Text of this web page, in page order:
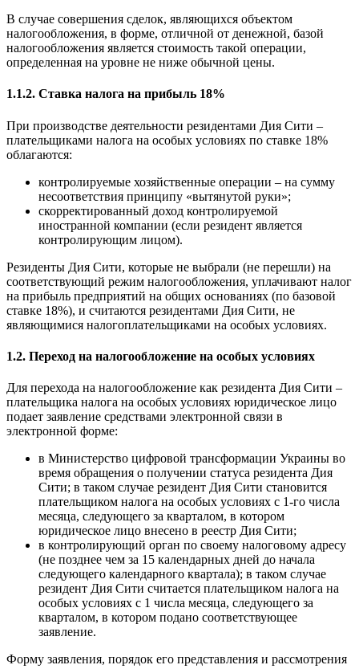
В случае совершения сделок, являющихся объектом
налогообложения, в форме, отличной от денежной, базой
налогообложения является стоимость такой операции,
определенная на уровне не ниже обычной цены.
1.1.2. Ставка налога на прибыль 18%
При производстве деятельности резидентами Дия Сити –
плательщиками налога на особых условиях по ставке 18%
облагаются:
контролируемые хозяйственные операции – на сумму
несоответствия принципу «вытянутой руки»;
скорректированный доход контролируемой
иностранной компании (если резидент является
контролирующим лицом).
Резиденты Дия Сити, которые не выбрали (не перешли) на
соответствующий режим налогообложения, уплачивают налог
на прибыль предприятий на общих основаниях (по базовой
ставке 18%), и считаются резидентами Дия Сити, не
являющимися налогоплательщиками на особых условиях.
1.2. Переход на налогообложение на особых условиях
Для перехода на налогообложение как резидента Дия Сити –
плательщика налога на особых условиях юридическое лицо
подает заявление средствами электронной связи в
электронной форме:
в Министерство цифровой трансформации Украины во
время обращения о получении статуса резидента Дия
Сити; в таком случае резидент Дия Сити становится
плательщиком налога на особых условиях с 1-го числа
месяца, следующего за кварталом, в котором
юридическое лицо внесено в реестр Дия Сити;
в контролирующий орган по своему налоговому адресу
(не позднее чем за 15 календарных дней до начала
следующего календарного квартала); в таком случае
резидент Дия Сити считается плательщиком налога на
особых условиях с 1 числа месяца, следующего за
кварталом, в котором подано соответствующее
заявление.
Форму заявления, порядок его представления и рассмотрения